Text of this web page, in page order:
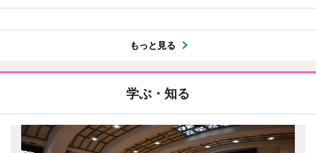
もっと見る
学ぶ・知る